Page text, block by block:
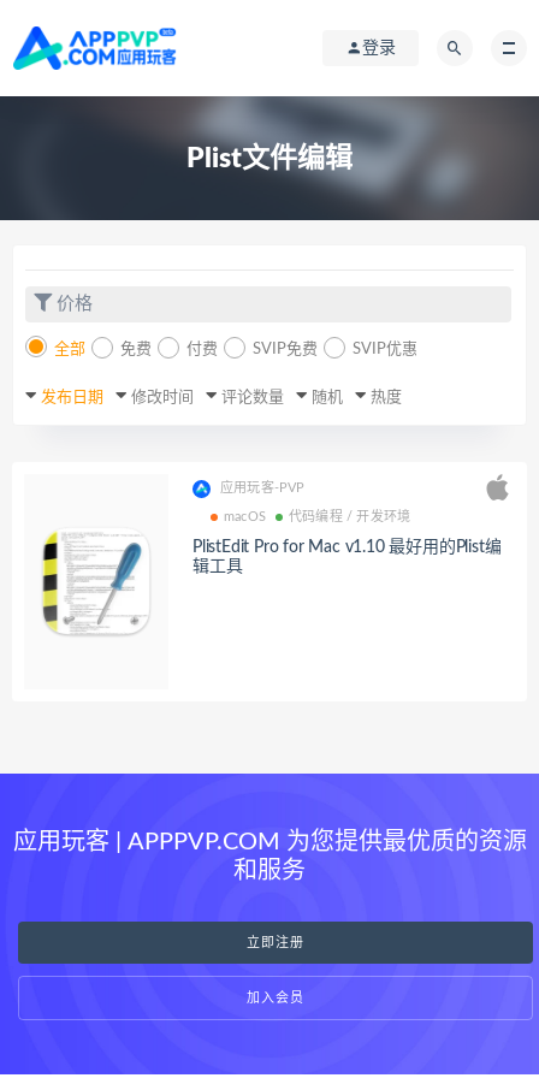
登录
Plist文件编辑
价格
全部 免费 付费 SVIP免费 SVIP优惠
发布日期 修改时间 评论数量 随机 热度
应用玩客-PVP
macOS 代码编程 / 开发环境
PlistEdit Pro for Mac v1.10 最好用的Plist编
辑工具
应用玩客 | APPPVP.COM 为您提供最优质的资源
和服务
立即注册
加入会员